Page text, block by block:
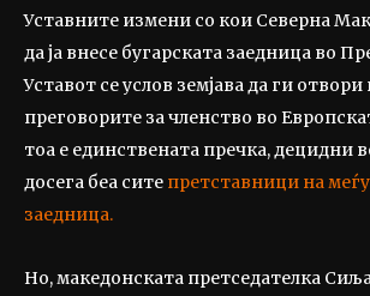
Уставните измени со кои Северна
да ја внесе бугарската заедница во
Уставот се услов земјава да ги отвори
преговорите за членство во
тоа е единствената пречка, децидни
досега беа сите претставници на
заедница.
Но, македонската претседателка